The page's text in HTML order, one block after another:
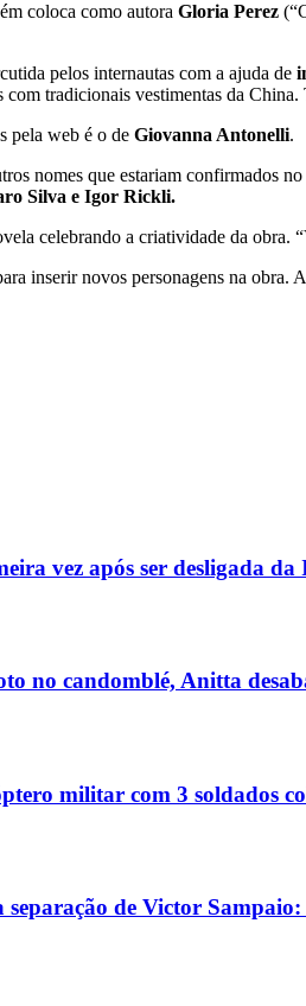
coloca como autora Gloria Perez
pelos internautas com a ajuda de
com tradicionais vestimentas da
pela web é o de Giovanna Antonelli.
nomes que estariam confirmados
Silva e Igor Rickli.
celebrando a criatividade da obra.
inserir novos personagens na
vez após ser desligada
no candomblé, Anitta
militar com 3 soldados
de Victor